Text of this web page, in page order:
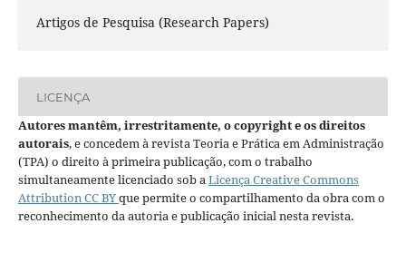
Artigos de Pesquisa (Research Papers)
LICENÇA
Autores mantêm, irrestritamente, o copyright e os direitos
autorais, e concedem à revista Teoria e Prática em Administração
(TPA) o direito à primeira publicação, com o trabalho
simultaneamente licenciado sob aLicença Creative Commons
Attribution CC BYque permite o compartilhamento da obra com o
reconhecimento da autoria e publicação inicial nesta revista.